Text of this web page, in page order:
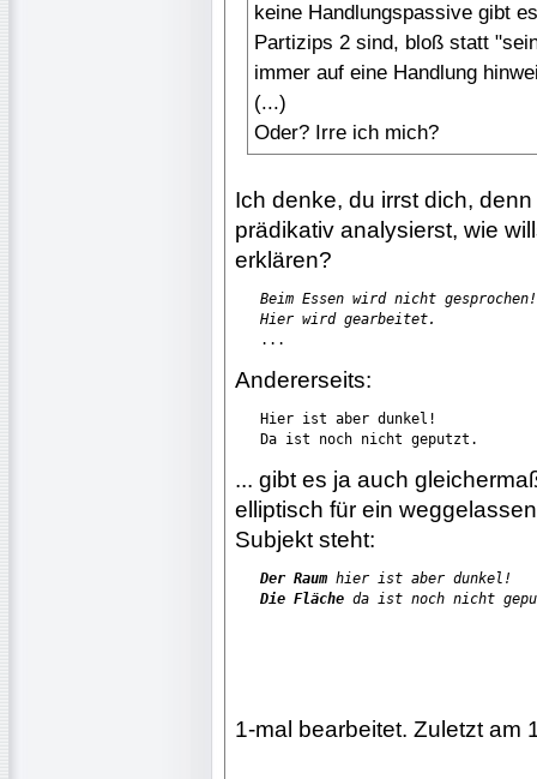
keine Handlungspassive gibt
Partizips 2 sind, bloß statt
immer auf eine Handlung
(...)
Oder? Irre ich mich?
Ich denke, du irrst dich,
prädikativ analysierst, wie
erklären?
Beim Essen wird nicht gesprochen!
Hier wird gearbeitet.
   ...
Andererseits:
   Hier ist aber dunkel!
   Da ist noch nicht geputzt.
... gibt es ja auch
elliptisch für ein
Subjekt steht:
Der Raum hier ist aber dunkel!
Die Fläche da ist noch nicht
1-mal bearbeitet. Zuletzt am